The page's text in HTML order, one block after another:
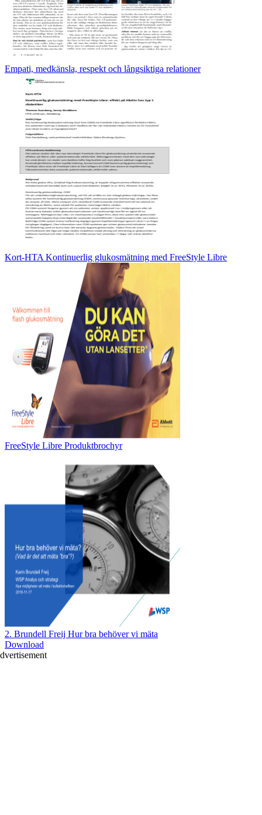
Empati, medkänsla, respekt och långsiktiga relationer
Kort-HTA Kontinuerlig glukosmätning med FreeStyle Libre
FreeStyle Libre Produktbrochyr
2. Brundell Freij Hur bra behöver vi mäta
Download